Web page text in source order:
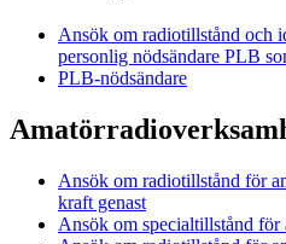
Ansök om radiotillstånd och
personlig nödsändare PLB
PLB-nödsändare
Ansök om radiotillstånd för
kraft genast
Ansök om specialtillstånd för